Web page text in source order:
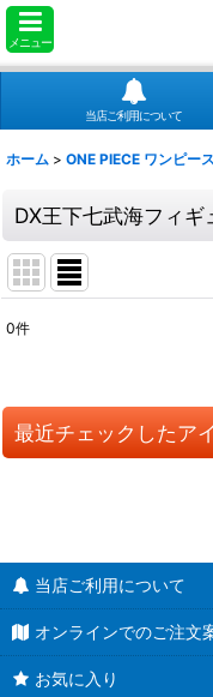
メニュー
当店ご利用について
ホーム > ONE PIECE ワンピース
DX王下七武海フィギ
並び順:
0件
最近チェックしたア
当店ご利用について
オンラインでのご注文
お気に入り